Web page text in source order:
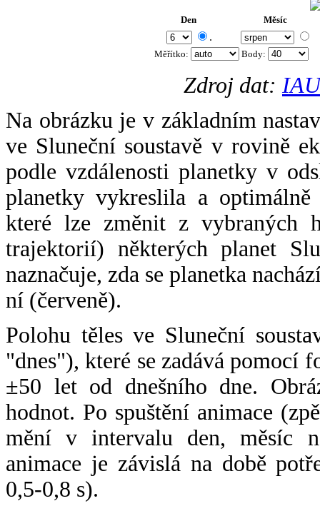
Den Měsíc
.
Měřítko: Body:
Zdroj dat:
Na obrázku je v základním
ve Sluneční soustavě v rovině
podle vzdálenosti planetky v
planetky vykreslila a
které lze změnit z vybraných
trajektorií) některých planet
naznačuje, zda se planetka
ní (červeně).
Polohu těles ve Sluneční
"dnes"), které se zadává pomocí
±50 let od dnešního dne.
hodnot. Po spuštění animace
mění v intervalu den, měsíc
animace je závislá na době
0,5-0,8 s).